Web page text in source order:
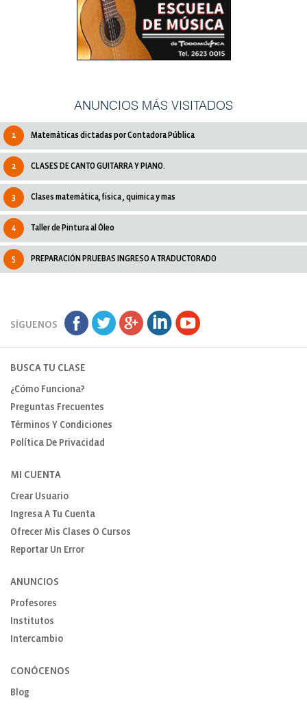
ANUNCIOS MÁS VISITADOS
1 Matemáticas dictadas por Contadora Pública
2 CLASES DE CANTO GUITARRA Y PIANO.
3 Clases matemática, fisica , quimica y mas
4 Taller de Pintura al Óleo
5 PREPARACIÓN PRUEBAS INGRESO A TRADUCTORADO
SÍGUENOS
BUSCA TU CLASE
¿Cómo Funciona?
Preguntas Frecuentes
Términos Y Condiciones
Política De Privacidad
MI CUENTA
Crear Usuario
Ingresa A Tu Cuenta
Ofrecer Mis Clases O Cursos
Reportar Un Error
ANUNCIOS
Profesores
Institutos
Intercambio
CONÓCENOS
Blog